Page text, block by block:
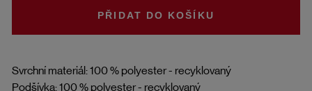
Svrchní materiál: 100 % polyester - recyklovaný
Podšívka: 100 % polyester - recyklovaný
DO KOŠÍKU